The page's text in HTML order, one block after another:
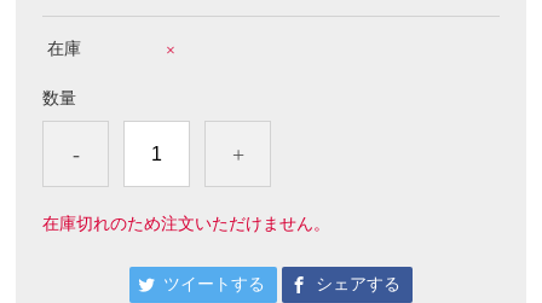
在庫 ×
数量
- +
在庫切れのため注文いただけません。
ツイートする シェアする